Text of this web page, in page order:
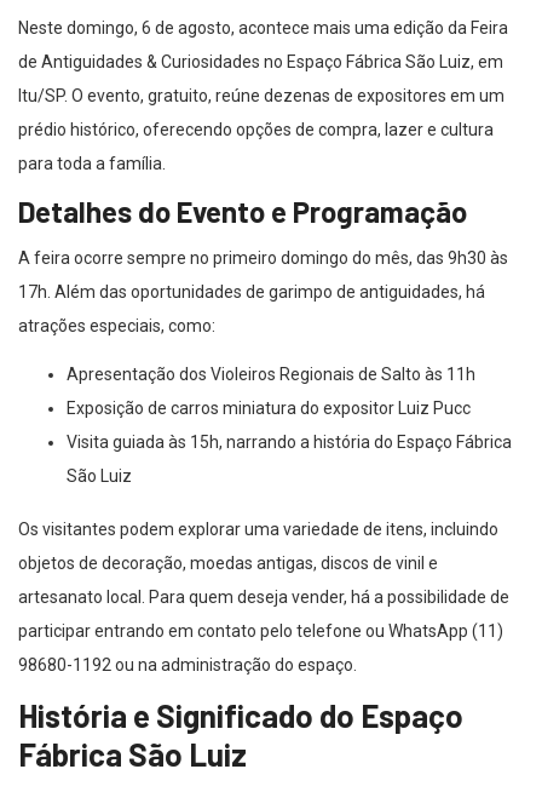
Neste domingo, 6 de agosto, acontece mais uma edição da Feira
de Antiguidades & Curiosidades no Espaço Fábrica São Luiz, em
Itu/SP. O evento, gratuito, reúne dezenas de expositores em um
prédio histórico, oferecendo opções de compra, lazer e cultura
para toda a família.
Detalhes do Evento e Programação
A feira ocorre sempre no primeiro domingo do mês, das 9h30 às
17h. Além das oportunidades de garimpo de antiguidades, há
atrações especiais, como:
Apresentação dos Violeiros Regionais de Salto às 11h
Exposição de carros miniatura do expositor Luiz Pucc
Visita guiada às 15h, narrando a história do Espaço Fábrica
São Luiz
Os visitantes podem explorar uma variedade de itens, incluindo
objetos de decoração, moedas antigas, discos de vinil e
artesanato local. Para quem deseja vender, há a possibilidade de
participar entrando em contato pelo telefone ou WhatsApp (11)
98680-1192 ou na administração do espaço.
História e Significado do Espaço
Fábrica São Luiz